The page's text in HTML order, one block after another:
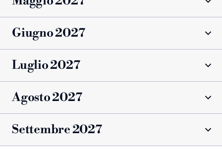
Giugno 2027
Luglio 2027
Agosto 2027
Settembre 2027